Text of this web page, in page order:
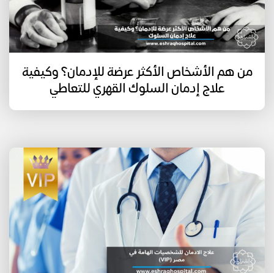
من هم الأشخاص الأكثر عرضة للإدمان؟ وكيفية
علاج إدمان السلوك القهري للتعاطي